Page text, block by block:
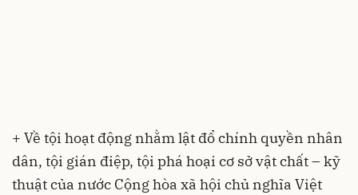
+ Về tội hoạt động nhằm lật đổ chính quyền nhân
dân, tội gián điệp, tội phá hoại cơ sở vật chất – kỹ
thuật của nước Cộng hòa xã hội chủ nghĩa Việt